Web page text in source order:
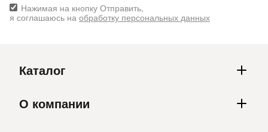
Нажимая на кнопку Отправить,
я соглашаюсь на обработку персональных данных
Каталог
О компании